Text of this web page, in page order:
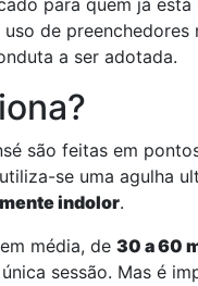
para quem já
de
a ser adotada.
são feitas em
se uma agulha
indolor.
média, de 30 a 60
sessão. Mas é